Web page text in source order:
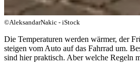
©AleksandarNakic - iStock
Die Temperaturen werden wärmer, der
steigen vom Auto auf das Fahrrad um.
sind hier praktisch. Aber welche Regeln